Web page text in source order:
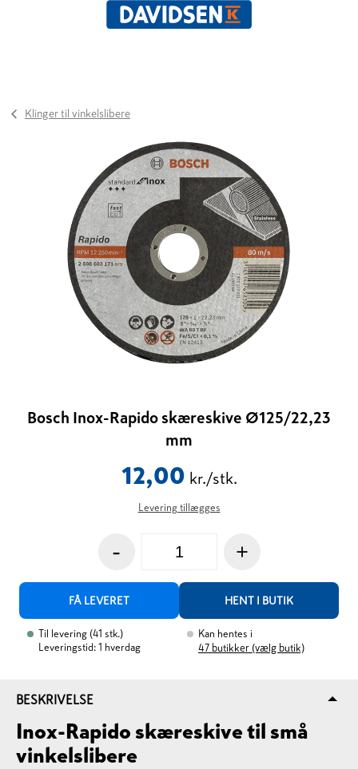
Klinger til vinkelslibere
Bosch Inox-Rapido skæreskive Ø125/22,23
mm
12,00 kr./stk.
Levering tillægges
- +
FÅ LEVERET HENT I BUTIK
Til levering (41 stk.)
Leveringstid: 1 hverdag
Kan hentes i
47 butikker (vælg butik)
BESKRIVELSE
Inox-Rapido skæreskive til små
vinkelslibere